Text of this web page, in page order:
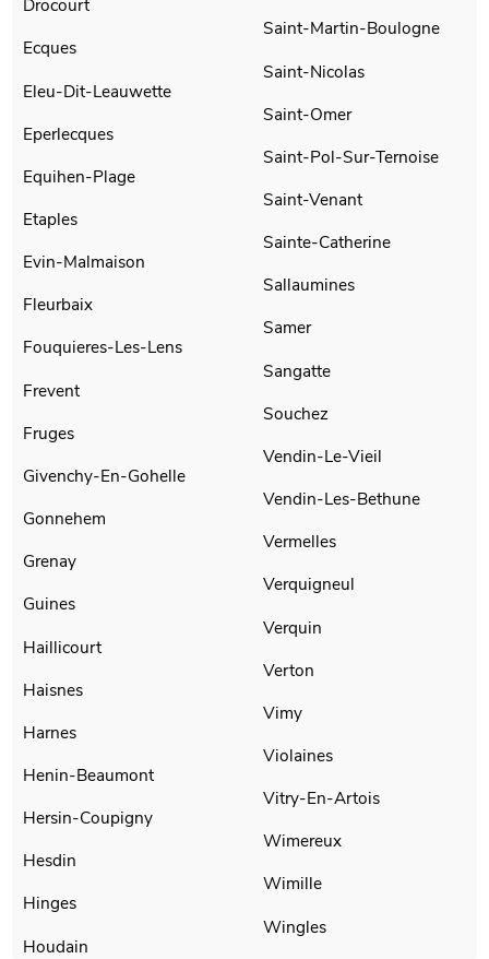
Drocourt
Ecques
Eleu-Dit-Leauwette
Eperlecques
Equihen-Plage
Etaples
Evin-Malmaison
Fleurbaix
Fouquieres-Les-Lens
Frevent
Fruges
Givenchy-En-Gohelle
Gonnehem
Grenay
Guines
Haillicourt
Haisnes
Harnes
Henin-Beaumont
Hersin-Coupigny
Hesdin
Hinges
Houdain
Saint-Martin-Boulogne
Saint-Nicolas
Saint-Omer
Saint-Pol-Sur-Ternoise
Saint-Venant
Sainte-Catherine
Sallaumines
Samer
Sangatte
Souchez
Vendin-Le-Vieil
Vendin-Les-Bethune
Vermelles
Verquigneul
Verquin
Verton
Vimy
Violaines
Vitry-En-Artois
Wimereux
Wimille
Wingles